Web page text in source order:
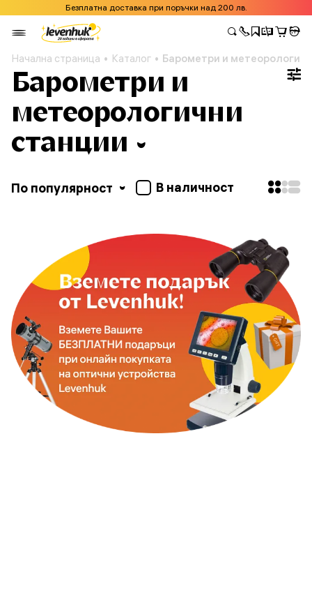
Безплатна доставка при поръчки над 200 лв.
Начална страница Каталог Барометри и
Барометри и
метеорологични
станции
По популярност В наличност